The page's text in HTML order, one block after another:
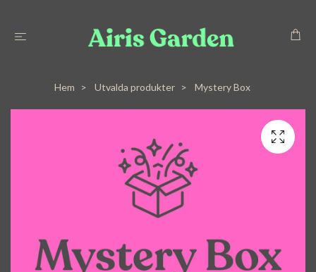
Hem Utvalda produkter Mystery Box